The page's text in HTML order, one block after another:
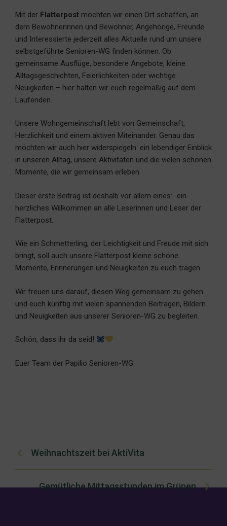
Mit der Flatterpost möchten wir einen Ort schaffen, an
dem Bewohnerinnen und Bewohner, Angehörige, Freunde
und Interessierte jederzeit alles Aktuelle rund um unsere
selbstgeführte Senioren-WG finden können. Ob
gemeinsame Ausflüge, besondere Angebote, kleine
Alltagsgeschichten, Feierlichkeiten oder wichtige
Neuigkeiten – hier halten wir euch regelmäßig auf dem
Laufenden.
Unsere Wohngemeinschaft lebt von Gemeinschaft,
Herzlichkeit und einem aktiven Miteinander. Genau das
möchten wir auch hier widerspiegeln: ein lebendiger Einblick
in unseren Alltag, unsere Aktivitäten und die vielen schönen
Momente, die wir gemeinsam erleben.
Dieser erste Beitrag ist deshalb vor allem eines: ein
herzliches Willkommen an alle Leserinnen und Leser der
Flatterpost.
Wie ein Schmetterling, der Leichtigkeit und Freude mit sich
bringt, soll auch unsere Flatterpost kleine schöne
Momente, Erinnerungen und Neuigkeiten zu euch tragen.
Wir freuen uns darauf, diesen Weg gemeinsam zu gehen
und euch künftig mit vielen spannenden Beiträgen, Bildern
und Neuigkeiten aus unserer Senioren-WG zu begleiten.
Schön, dass ihr da seid!
Euer Team der Papilio Senioren-WG
Weihnachtszeit bei AktiVita
Gemütliche Mittagsstunden im Grünen